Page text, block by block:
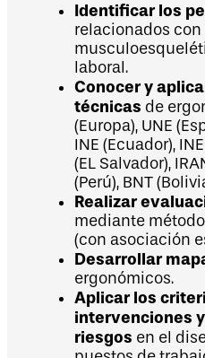
Identificar los
relacionados
laboral.
Conocer y
técnicas de
(Europa), UNE
INE (Ecuador),
(EL Salvador),
(Perú), BNT
Realizar
mediante
(con asociación
Desarrollar
ergonómicos.
Aplicar los
intervenciones
riesgos en el